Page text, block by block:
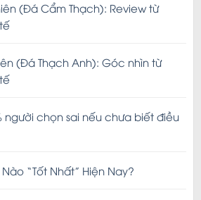
(Đá Cẩm Thạch): Review từ
(Đá Thạch Anh): Góc nhìn từ
người chọn sai nếu chưa biết điều
“Tốt Nhất” Hiện Nay?